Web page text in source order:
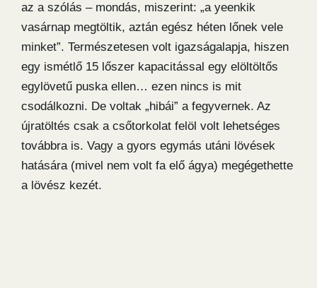
az a szólás – mondás, miszerint: „a yeenkik
vasárnap megtöltik, aztán egész héten lőnek vele
minket”. Természetesen volt igazságalapja, hiszen
egy ismétlő 15 lőszer kapacitással egy elöltöltős
egylövetű puska ellen… ezen nincs is mit
csodálkozni. De voltak „hibái” a fegyvernek. Az
újratöltés csak a csőtorkolat felöl volt lehetséges
továbbra is. Vagy a gyors egymás utáni lövések
hatására (mivel nem volt fa elő ágya) megégethette
a lövész kezét.